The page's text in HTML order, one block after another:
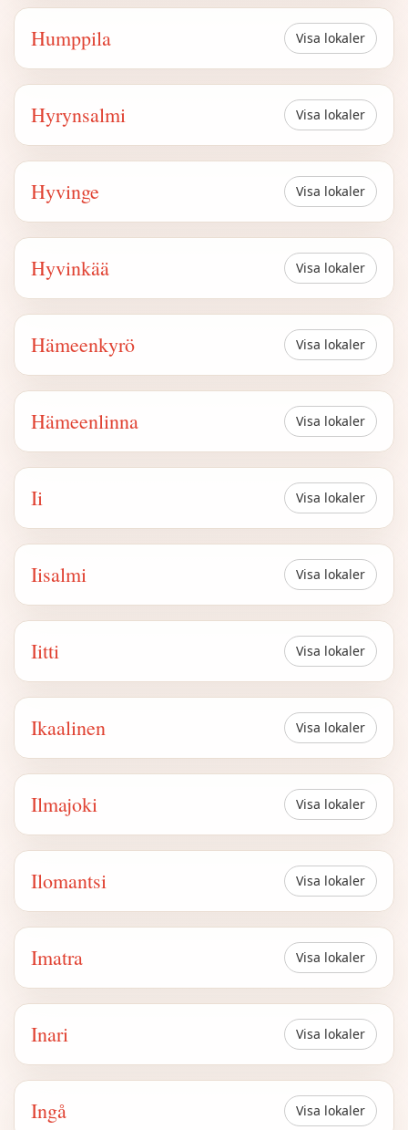
Humppila Visa lokaler
Hyrynsalmi Visa lokaler
Hyvinge Visa lokaler
Hyvinkää Visa lokaler
Hämeenkyrö Visa lokaler
Hämeenlinna Visa lokaler
Ii Visa lokaler
Iisalmi Visa lokaler
Iitti Visa lokaler
Ikaalinen Visa lokaler
Ilmajoki Visa lokaler
Ilomantsi Visa lokaler
Imatra Visa lokaler
Inari Visa lokaler
Ingå Visa lokaler